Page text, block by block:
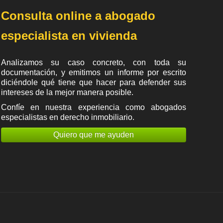
Consulta online a abogado
especialista en vivienda
Analizamos su caso concreto, con toda su
documentación, y emitimos un informe por escrito
diciéndole qué tiene que hacer para defender sus
intereses de la mejor manera posible.
Confíe en nuestra experiencia como abogados
especialistas en derecho inmobiliario.
Quiero que me ayuden